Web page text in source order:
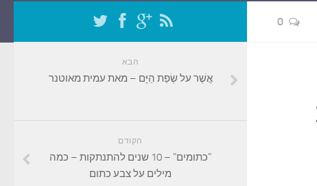
0
הבא
אֲשֶׁר על שְׂפַת הַיָּם – מאת עמית מאוטנר
הקודם
"כתומים" – 10 שנים להתנתקות – כמה
מילים על צבע כתום